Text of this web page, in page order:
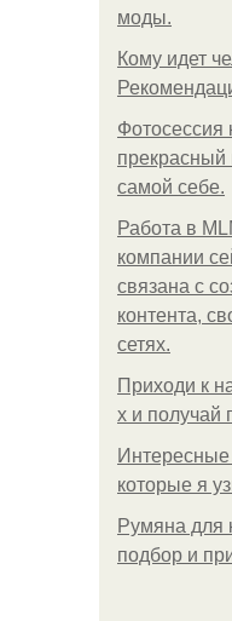
моды.
Кому идет
Фотосессия
прекрасный
самой себе.
Работа в
компании
связана с
контента,
сетях.
Приходи к
х и получай
которые я
Румяна для
подбор и